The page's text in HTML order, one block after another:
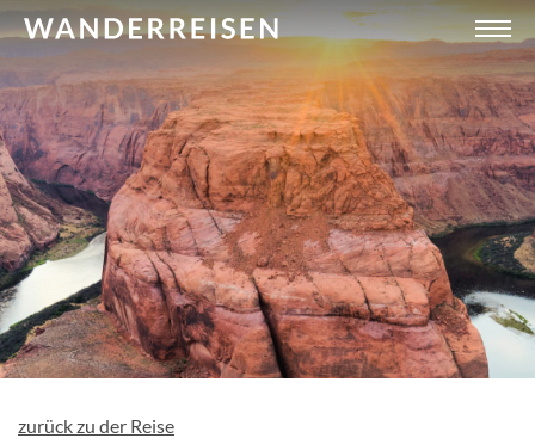
zurück zu der Reise